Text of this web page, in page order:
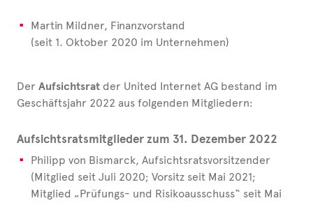
Martin Mildner, Finanzvorstand
(seit 1. Oktober 2020 im Unternehmen)
Der Aufsichtsrat der United Internet AG bestand im
Geschäftsjahr 2022 aus folgenden Mitgliedern:
Aufsichtsratsmitglieder zum 31. Dezember 2022
Philipp von Bismarck, Aufsichtsratsvorsitzender
(Mitglied seit Juli 2020; Vorsitz seit Mai 2021;
Mitglied „Prüfungs- und Risikoausschuss“ seit Mai